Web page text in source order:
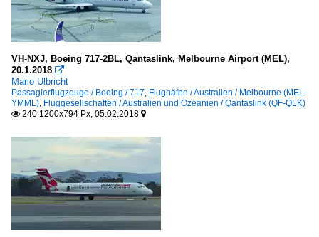
VH-NXJ, Boeing 717-2BL, Qantaslink, Melbourne Airport (MEL),
20.1.2018 
Mario Ulbricht
Passagierflugzeuge / Boeing / 717, Flughäfen / Australien / Melbourne (MEL-
YMML), Fluggesellschaften / Australien und Ozeanien / Qantaslink (QF-QLK)
 240 1200x794 Px, 05.02.2018 